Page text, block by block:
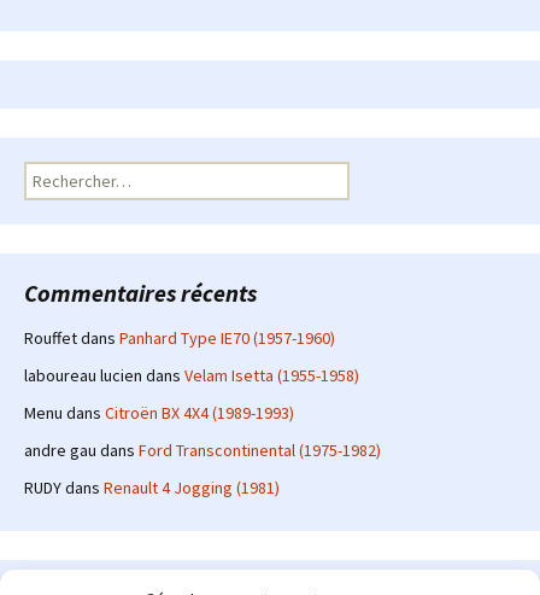
Rechercher :
Commentaires récents
Rouffetdans Panhard Type IE70 (1957-1960)
laboureau lucien dans Velam Isetta (1955-1958)
Menu dans Citroën BX 4X4 (1989-1993)
andre gau dans Ford Transcontinental (1975-1982)
RUDYdans Renault 4 Jogging (1981)